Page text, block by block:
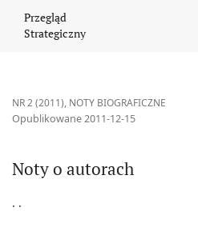
Przegląd
Strategiczny
NR 2 (2011), NOTY BIOGRAFICZNE
Noty o autorach
Opublikowane 2011-12-15
. .